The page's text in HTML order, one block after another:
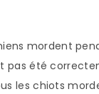
mordent
pas été
les chiots